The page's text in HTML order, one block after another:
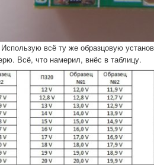
всё ту же образцовую
Всё, что намерил, внёс в таблицу.